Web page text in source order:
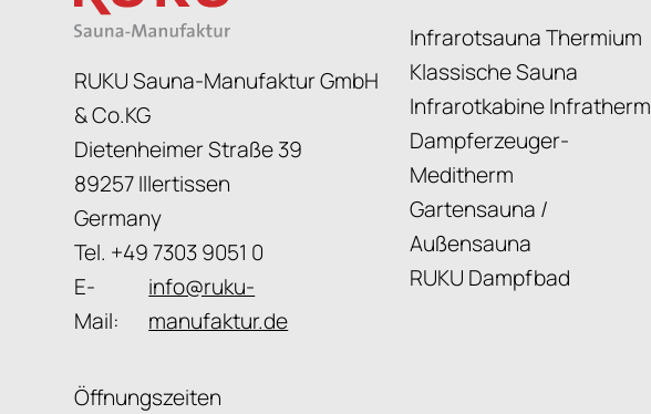
RUKU Sauna-Manufaktur GmbH
& Co.KG
Dietenheimer Straße 39
89257 Illertissen
Germany
Tel. +49 7303 9051 0
E-
Mail:
info@ruku-
manufaktur.de
Öffnungszeiten
Infrarotsauna Thermium
Klassische Sauna
Infrarotkabine Infratherm
Dampferzeuger-
Meditherm
Gartensauna /
Außensauna
RUKU Dampfbad